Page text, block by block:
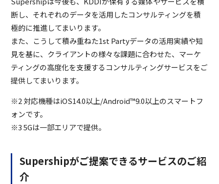
断し、それぞれのデータを活用したコンサルティングを積
極的に推進してまいります。
また、こうして積み重ねた1st Partyデータの活用実績や知
見を基に、クライアントの様々な課題に合わせた、マーケ
ティングの高度化を支援するコンサルティングサービスをご
提供してまいります。
※2 対応機種はiOS14.0以上/Android™9.0以上のスマートフ
ォンです。
※3 5Gは一部エリアで提供。
Supershipがご提案できるサービスのご紹
介